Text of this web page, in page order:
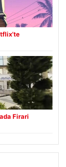
Firari